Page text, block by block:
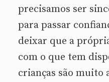
precisamos ser
para passar
deixar que a
com o que tem
crianças são muito